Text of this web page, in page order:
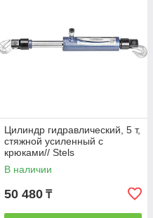
Цилиндр гидравлический, 5 т,
стяжной усиленный с
крюками// Stels
В наличии
50 480 ₸